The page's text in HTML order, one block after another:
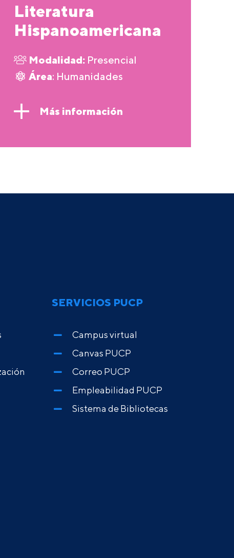
Literatura
Hispanoamericana
Modalidad: Presencial
Área: Humanidades
Más información
SERVICIOS PUCP
Campus virtual
Canvas PUCP
Correo PUCP
Empleabilidad PUCP
Sistema de Bibliotecas